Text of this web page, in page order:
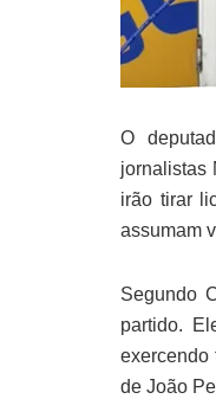
O
jornalistas
irão tirar
assumam
Segundo
partido.
exercendo
de João